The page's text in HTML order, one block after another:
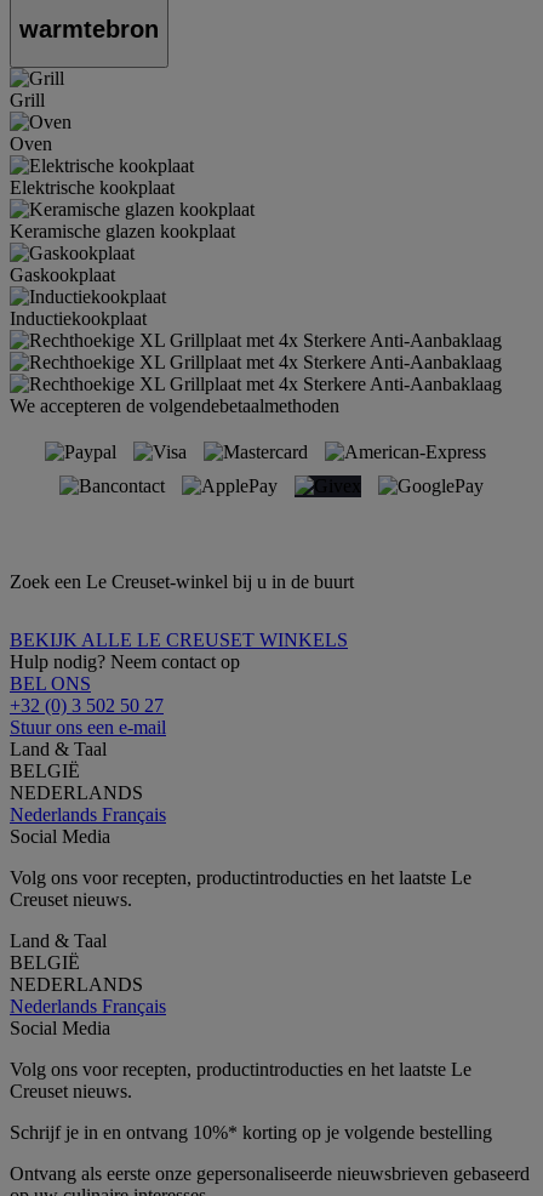
warmtebron
Grill
Oven
Elektrische kookplaat
Keramische glazen kookplaat
Gaskookplaat
Inductiekookplaat
We accepteren de volgendebetaalmethoden
Zoek een Le Creuset-winkel bij u in de buurt
BEKIJK ALLE LE CREUSET WINKELS
Hulp nodig? Neem contact op
BEL ONS
+32 (0) 3 502 50 27
Stuur ons een e-mail
Land & Taal
BELGIË
NEDERLANDS
Nederlands Français
Social Media
Volg ons voor recepten, productintroducties en het laatste Le
Creuset nieuws.
Land & Taal
BELGIË
NEDERLANDS
Nederlands Français
Social Media
Volg ons voor recepten, productintroducties en het laatste Le
Creuset nieuws.
Schrijf je in en ontvang 10%* korting op je volgende bestelling
Ontvang als eerste onze gepersonaliseerde nieuwsbrieven gebaseerd